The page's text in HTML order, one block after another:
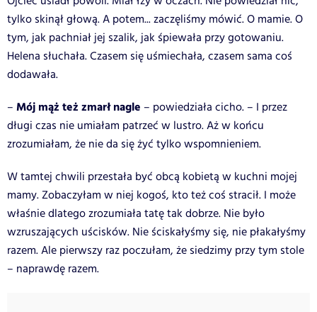
tylko skinął głową. A potem... zaczęliśmy mówić. O mamie. O
tym, jak pachniał jej szalik, jak śpiewała przy gotowaniu.
Helena słuchała. Czasem się uśmiechała, czasem sama coś
dodawała.
– Mój mąż też zmarł nagle – powiedziała cicho. – I przez
długi czas nie umiałam patrzeć w lustro. Aż w końcu
zrozumiałam, że nie da się żyć tylko wspomnieniem.
W tamtej chwili przestała być obcą kobietą w kuchni mojej
mamy. Zobaczyłam w niej kogoś, kto też coś stracił. I może
właśnie dlatego zrozumiała tatę tak dobrze. Nie było
wzruszających uścisków. Nie ściskałyśmy się, nie płakałyśmy
razem. Ale pierwszy raz poczułam, że siedzimy przy tym stole
– naprawdę razem.